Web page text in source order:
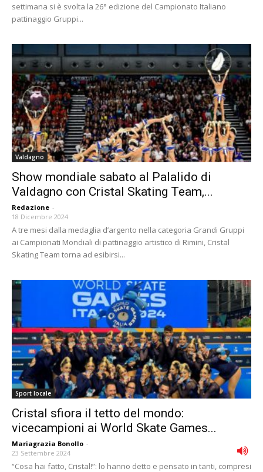
settimana si è svolta la 26° edizione del Campionato Italiano
pattinaggio Gruppi...
Valdagno
Show mondiale sabato al Palalido di
Valdagno con Cristal Skating Team,...
Redazione -
18 Dicembre 2024
A tre mesi dalla medaglia d’argento nella categoria Grandi Gruppi
ai Campionati Mondiali di pattinaggio artistico di Rimini, Cristal
Skating Team torna ad esibirsi...
Sport locale
Cristal sfiora il tetto del mondo:
vicecampioni ai World Skate Games...
Mariagrazia Bonollo -
23 Settembre 2024
“Cosa hai fatto, Cristal!”: lo hanno detto e pensato in tanti, compresi